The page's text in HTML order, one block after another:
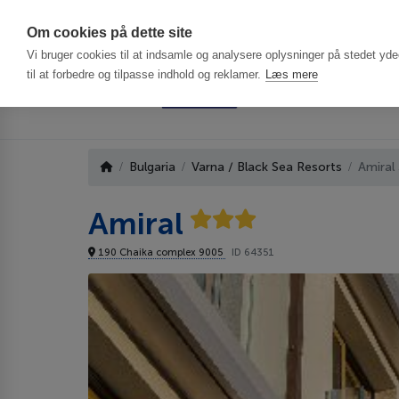
Om cookies på dette site
Vi bruger cookies til at indsamle og analysere oplysninger på stedet
til at forbedre og tilpasse indhold og reklamer. Læs mere
Bulgaria Varna / Black Sea Resorts Amiral
Amiral
190 Chaika complex 9005 ID 64351